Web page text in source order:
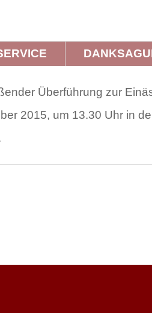
Überführung zur
2015, um 13.30 Uhr in